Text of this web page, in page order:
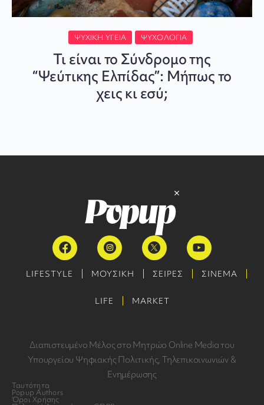
ΨΥΧΙΚΉ ΥΓΕΊΑ ΨΥΧΟΛΟΓΊΑ
Τι είναι το Σύνδρομο της
“Ψεύτικης Ελπίδας”: Μήπως το
χεις κι εσύ;
LIFESTYLE ΜΟΥΣΙΚΗ ΣΕΙΡΕΣ ΣΙΝΕΜΑ
LIFE MARKET
Διαπιστευμένο Μέλος στο Μητρώο Online Media του
Υπουργείου Ψηφιακής Πολιτικής, Τηλεπικοινωνιών &
Ενημέρωσης
Ταυτότητα
Popup Authors
Όροι Χρήσης